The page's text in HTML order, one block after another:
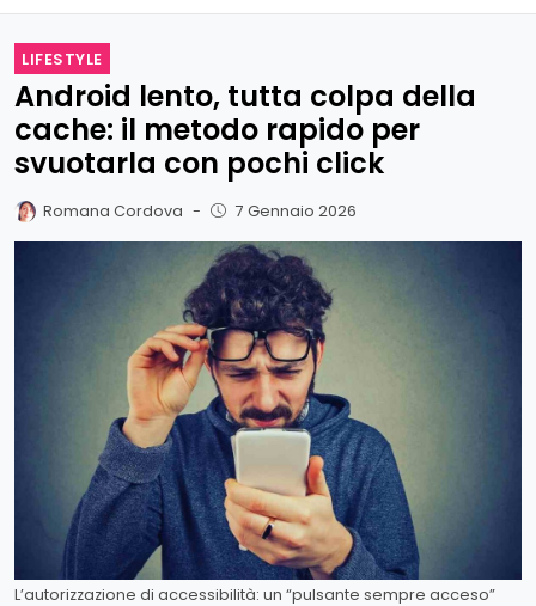
LIFESTYLE
Android lento, tutta colpa della
cache: il metodo rapido per
svuotarla con pochi click
Romana Cordova - 7 Gennaio 2026
L’autorizzazione di accessibilità: un “pulsante sempre acceso”